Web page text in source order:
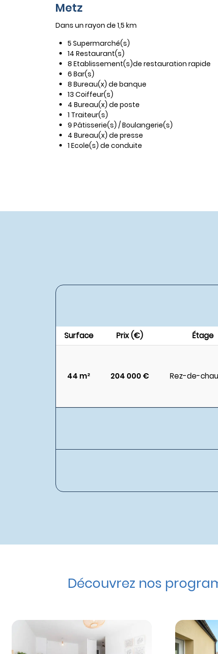
Metz
Dans un rayon de 1,5 km
5 Supermarché(s)
14 Restaurant(s)
8 Etablissement(s)de restauration rapide
6 Bar(s)
8 Bureau(x) de banque
13 Coiffeur(s)
4 Bureau(x) de poste
1 Traiteur(s)
9 Pâtisserie(s) / Boulangerie(s)
4 Bureau(x) de presse
1 Ecole(s) de conduite
Surface Prix (€) Étage
44 m² 204 000 € Rez-de-
Découvrez nos